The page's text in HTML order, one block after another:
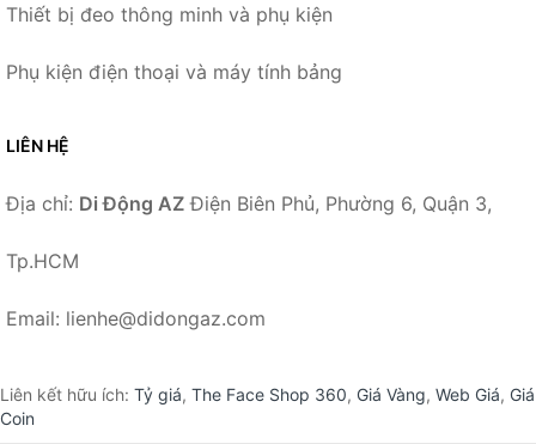
Thiết bị đeo thông minh và phụ kiện
Phụ kiện điện thoại và máy tính bảng
LIÊN HỆ
Địa chỉ: Di Động AZ Điện Biên Phủ, Phường 6, Quận 3,
Tp.HCM
Email: lienhe@didongaz.com
Liên kết hữu ích: Tỷ giá, The Face Shop 360, Giá Vàng, Web Giá, Giá
Coin